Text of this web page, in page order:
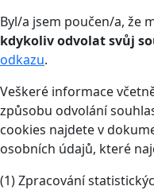
Byl/a jsem poučen/a, že
kdykoliv odvolat svůj
odkazu.
Veškeré informace
způsobu odvolání
cookies najdete v
osobních údajů, které
(1) Zpracování